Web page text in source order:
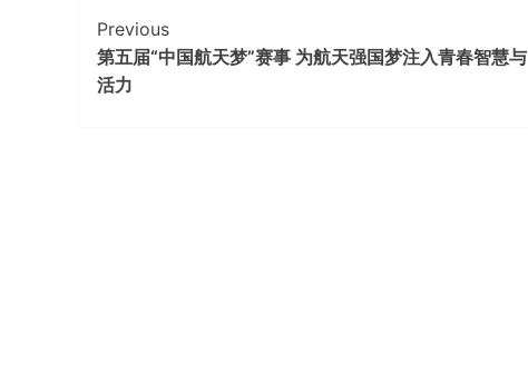
Continue
Reading
Previous
第五届“中国航天梦”赛事 为航天强国梦注入青春智慧与
活力